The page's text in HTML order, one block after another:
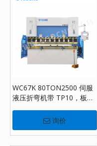
WC67K 80TON2500 伺服
液压折弯机带 TP10，板材
询价